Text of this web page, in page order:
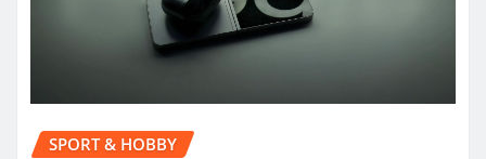
SPORT & HOBBY